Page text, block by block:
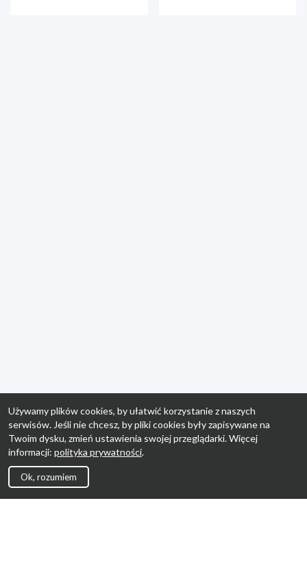
Używamy plików cookies, by ułatwić korzystanie z naszych
serwisów. Jeśli nie chcesz, by pliki cookies były zapisywane na
Twoim dysku, zmień ustawienia swojej przeglądarki. Więcej
informacji: polityka prywatności.
Ok, rozumiem